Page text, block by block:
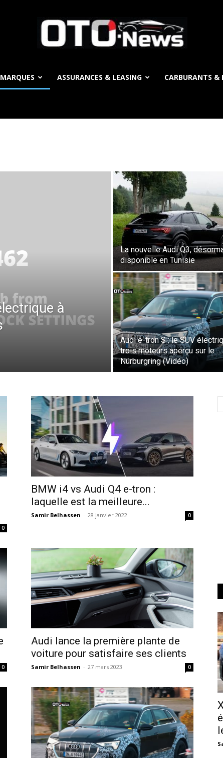
OTO
ASSURANCES & LEASING CARBURANTS &
à
La nouvelle Audi Q3,
disponible en Tunisie
Audi e-tron S : le SUV
trois moteurs aperçu sur le
Nürburgring (Vidéo)
0
BMW i4 vs Audi Q4 e-tron :
laquelle est la meilleure...
Samir Belhassen - 28 janvier 2022 0
0
Audi lance la première plante de
voiture pour satisfaire ses clients
Samir Belhassen - 27 mars 2023 0